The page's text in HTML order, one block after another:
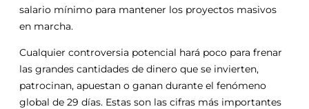
salario mínimo para mantener los proyectos masivos
en marcha.
Cualquier controversia potencial hará poco para frenar
las grandes cantidades de dinero que se invierten,
patrocinan, apuestan o ganan durante el fenómeno
global de 29 días. Estas son las cifras más importantes